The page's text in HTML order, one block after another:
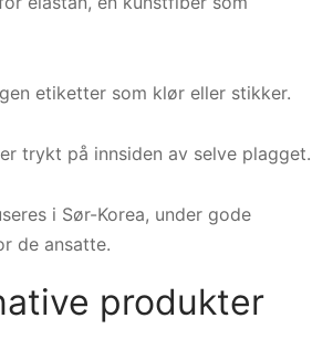
etiketter som klør eller stikker.
trykt på innsiden av selve plagget.
i Sør-Korea, under gode
de ansatte.
produkter